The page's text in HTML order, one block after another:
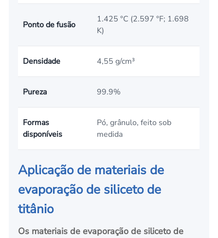
Ponto de fusão
1.425 °C (2.597 °F; 1.698
K)
Densidade 4,55 g/cm³
Pureza 99.9%
Formas
disponíveis
Pó, grânulo, feito sob
medida
Aplicação de materiais de
evaporação de siliceto de
titânio
Os materiais de evaporação de siliceto de